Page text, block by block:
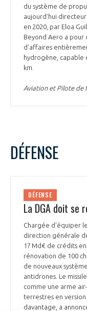
du système de
aujourd’hui
en 2020, par Eloa
Beyond Aero a
d’affaires
hydrogène, capable
km.
Aviation et Pilote de
DÉFENSE
DÉFENSE
La DGA doit se
Chargée d'équiper
direction générale
17 Md€ de crédits
rénovation de 100
de nouveaux
antidrones. Le
comme une arme
terrestres en
davantage, a